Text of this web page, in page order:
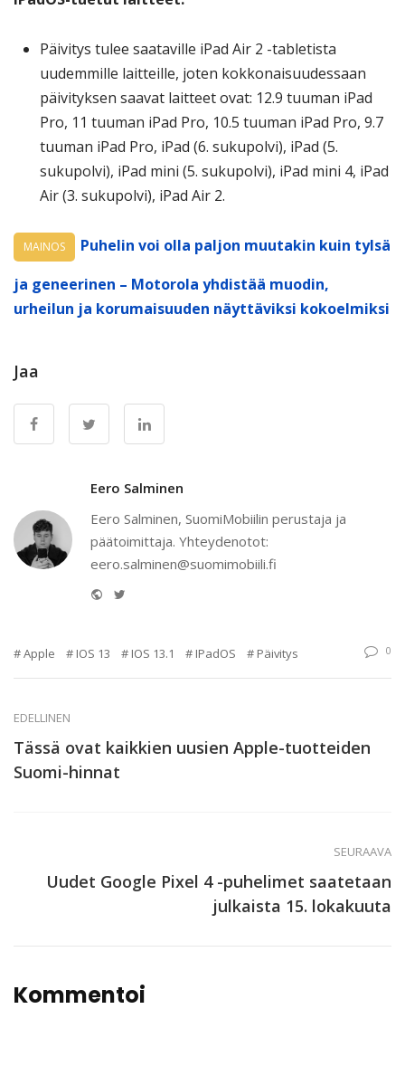
Päivitys tulee saataville iPad Air 2 -tabletista
uudemmille laitteille, joten kokkonaisuudessaan
päivityksen saavat laitteet ovat: 12.9 tuuman iPad
Pro, 11 tuuman iPad Pro, 10.5 tuuman iPad Pro, 9.7
tuuman iPad Pro, iPad (6. sukupolvi), iPad (5.
sukupolvi), iPad mini (5. sukupolvi), iPad mini 4, iPad
Air (3. sukupolvi), iPad Air 2.
MAINOS
Puhelin voi olla paljon muutakin kuin tylsä
ja geneerinen – Motorola yhdistää muodin,
urheilun ja korumaisuuden näyttäviksi kokoelmiksi
Jaa
Eero Salminen
Eero Salminen, SuomiMobiilin perustaja ja
päätoimittaja. Yhteydenotot:
eero.salminen@suomimobiili.fi
Website
Apple IOS 13 IOS 13.1 IPadOS Päivitys 0
EDELLINEN
Tässä ovat kaikkien uusien Apple-tuotteiden
Suomi-hinnat
SEURAAVA
Uudet Google Pixel 4 -puhelimet saatetaan
julkaista 15. lokakuuta
Kommentoi